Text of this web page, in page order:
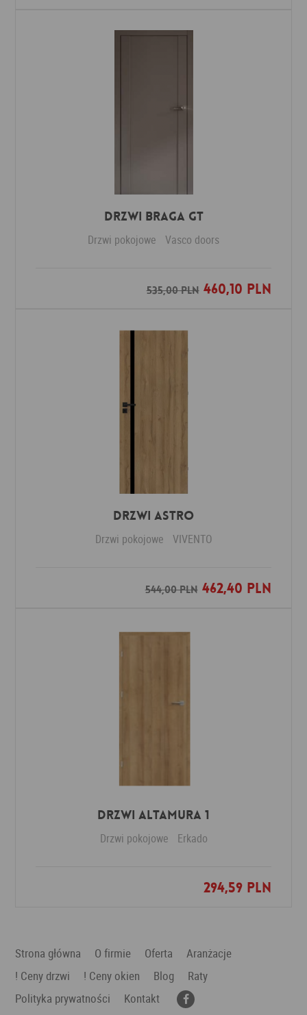
Drzwi Braga GT
Drzwi pokojowe Vasco doors
535,00 PLN460,10 PLN
Dodaj do ulubionych
Drzwi ASTRO
Drzwi pokojowe VIVENTO
544,00 PLN462,40 PLN
Dodaj do ulubionych
Drzwi Altamura 1
Drzwi pokojowe Erkado
294,59 PLN
Dodaj do ulubionych
Strona główna O firmie Oferta
Aranżacje
! Ceny drzwi
! Ceny okien Blog
Raty
Polityka prywatności
Kontakt